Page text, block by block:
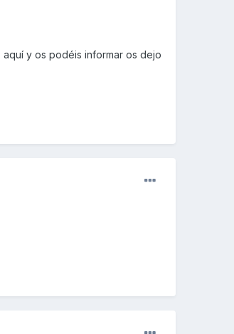
y os podéis informar os dejo